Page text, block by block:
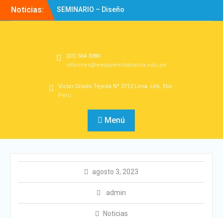
Noticias:
SEMINARIO – Diseño
Experiencias de
(01) 564 3380
informes@eesppemiliabarcia.edu.pe
Víctor Criado Tejeda N° 2712 Lima. Urb. Elio.
Perú
Menú
agosto 3, 2023
admin
Noticias